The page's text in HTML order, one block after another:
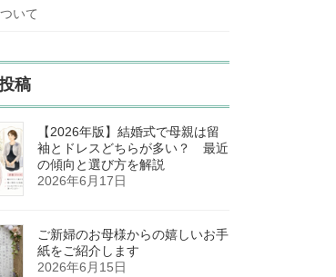
いて
稿
【2026年版】結婚式で母親は留
袖とドレスどちらが多い？ 最近
の傾向と選び方を解説
2026年6月17日
ご新婦のお母様からの嬉しいお手
紙をご紹介します
2026年6月15日